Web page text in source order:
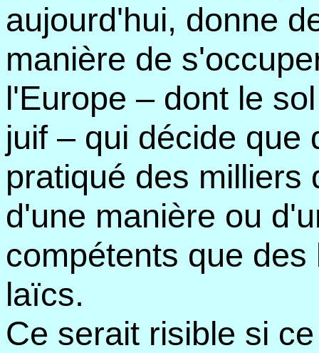
aujourd'hui, donne
manière de
l'Europe – dont le
juif – qui décide que
pratiqué des milliers
d'une manière ou
compétents que
laïcs.
Ce serait risible si